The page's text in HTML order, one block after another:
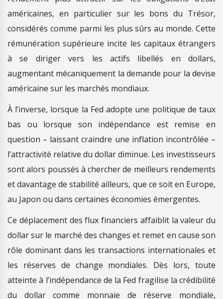
américaines, en particulier sur les bons du Trésor,
considérés comme parmi les plus sûrs au monde. Cette
rémunération supérieure incite les capitaux étrangers
à se diriger vers les actifs libellés en dollars,
augmentant mécaniquement la demande pour la devise
américaine sur les marchés mondiaux.
À l’inverse, lorsque la Fed adopte une politique de taux
bas ou lorsque son indépendance est remise en
question – laissant craindre une inflation incontrôlée –
l’attractivité relative du dollar diminue. Les investisseurs
sont alors poussés à chercher de meilleurs rendements
et davantage de stabilité ailleurs, que ce soit en Europe,
au Japon ou dans certaines économies émergentes.
Ce déplacement des flux financiers affaiblit la valeur du
dollar sur le marché des changes et remet en cause son
rôle dominant dans les transactions internationales et
les réserves de change mondiales. Dès lors, toute
atteinte à l’indépendance de la Fed fragilise la crédibilité
du dollar comme monnaie de réserve mondiale,